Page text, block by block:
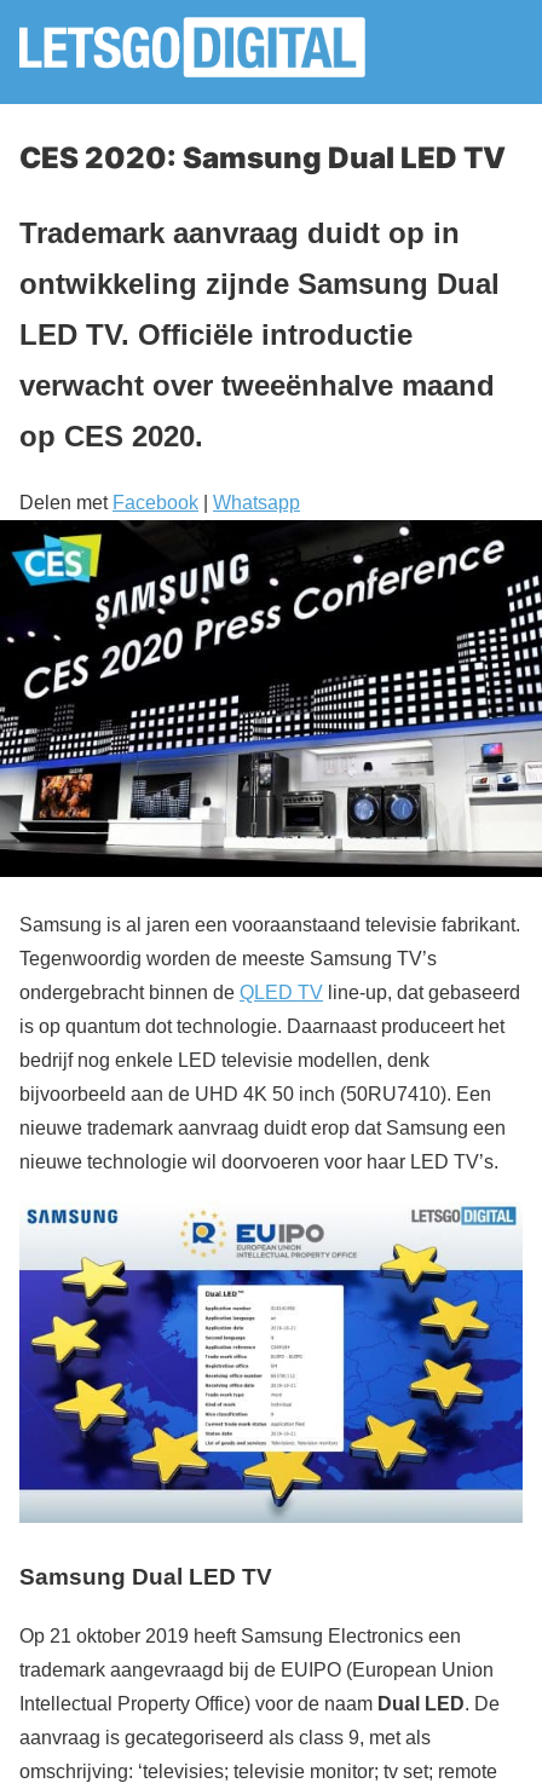
CES 2020: Samsung Dual LED TV
Trademark aanvraag duidt op in
ontwikkeling zijnde Samsung Dual
LED TV. Officiële introductie
verwacht over tweeënhalve maand
op CES 2020.
Delen met Facebook Whatsapp
Samsung is al jaren een vooraanstaand televisie fabrikant.
Tegenwoordig worden de meeste Samsung TV’s
ondergebracht binnen de QLED TV line-up, dat gebaseerd
is op quantum dot technologie. Daarnaast produceert het
bedrijf nog enkele LED televisie modellen, denk
bijvoorbeeld aan de UHD 4K 50 inch (50RU7410). Een
nieuwe trademark aanvraag duidt erop dat Samsung een
nieuwe technologie wil doorvoeren voor haar LED TV’s.
Samsung Dual LED TV
Op 21 oktober 2019 heeft Samsung Electronics een
trademark aangevraagd bij de EUIPO (European Union
Intellectual Property Office) voor de naam Dual LED. De
aanvraag is gecategoriseerd als class 9, met als
omschrijving: ‘televisies; televisie monitor; tv set; remote